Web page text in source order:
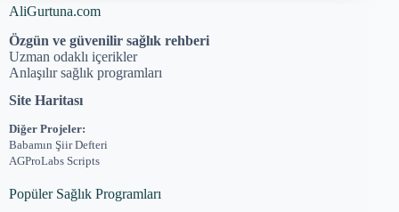
AliGurtuna.com
Özgün ve güvenilir sağlık rehberi
Uzman odaklı içerikler
Anlaşılır sağlık programları
Site Haritası
Diğer Projeler:
Babamın Şiir Defteri
AGProLabs Scripts
Popüler Sağlık Programları